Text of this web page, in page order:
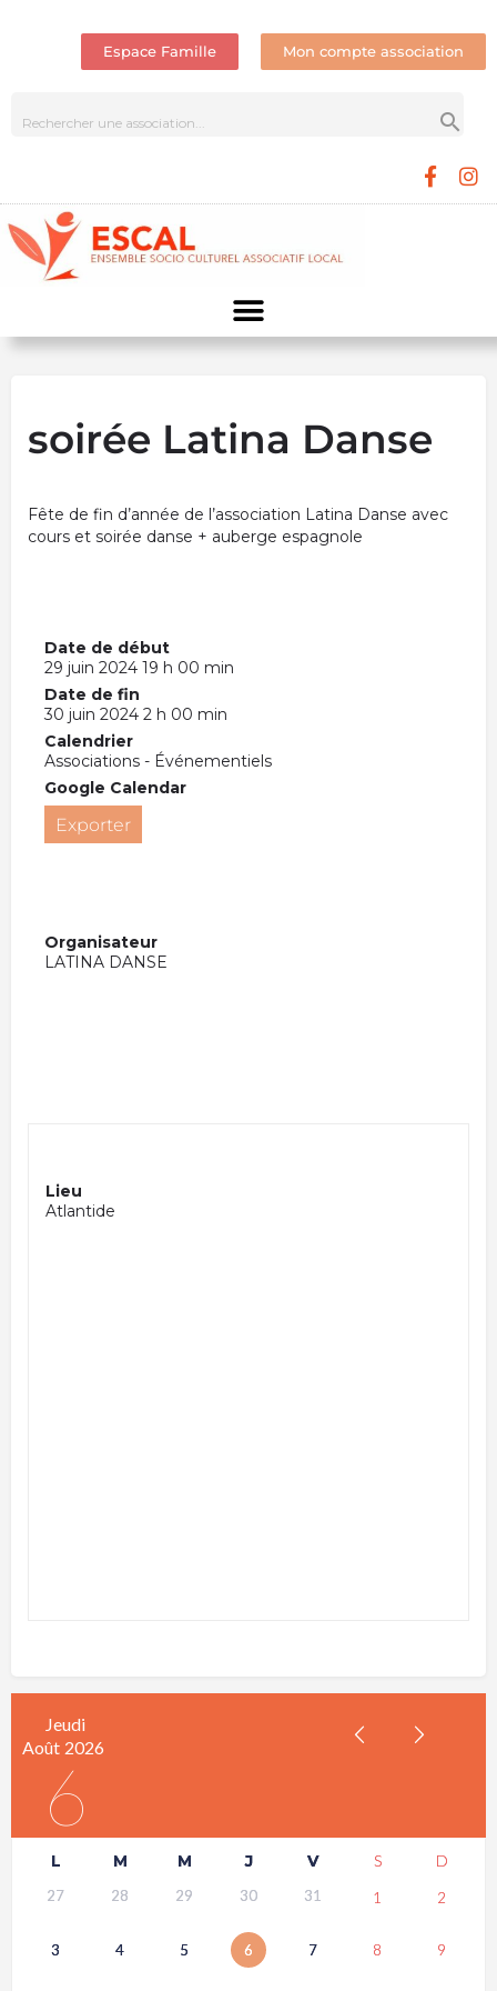
Espace Famille Mon compte association
soirée Latina Danse
Fête de fin d’année de l’association Latina Danse avec
cours et soirée danse + auberge espagnole
Date de début
29 juin 2024 19 h 00 min
Date de fin
30 juin 2024 2 h 00 min
Calendrier
Associations - Événementiels
Google Calendar
Exporter
Organisateur
LATINA DANSE
Lieu
Atlantide
Jeudi
Août 2026
6
L M M J V S D
27 28 29 30 31 1 2
3 4 5 6 7 8 9